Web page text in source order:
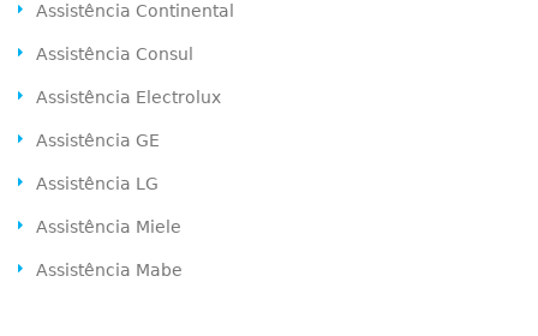
Assistência Continental
Assistência Consul
Assistência Electrolux
Assistência GE
Assistência LG
Assistência Miele
Assistência Mabe